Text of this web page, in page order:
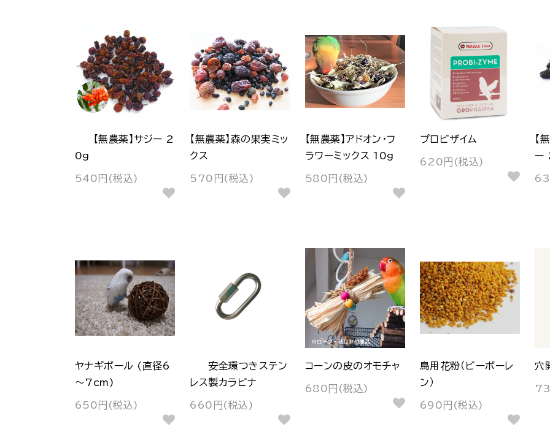
【無農薬】サジー 2
0g
540円(税込)
【無農薬】森の果実ミッ
クス
570円(税込)
【無農薬】アドオン・フ
ラワーミックス 10g
580円(税込)
プロビザイム
620円(税込)
【
ー
ヤナギボール (直径6
～7cm)
650円(税込)
安全環つきステン
レス製カラビナ
660円(税込)
コーンの皮のオモチャ
680円(税込)
鳥用花粉（ビーポーレ
ン）
690円(税込)
穴